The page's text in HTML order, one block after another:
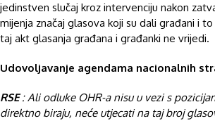
jedinstven slučaj kroz intervenciju nakon
mijenja značaj glasova koji su dali građani i
taj akt glasanja građana i građanki ne vrijedi.
Udovoljavanje agendama nacionalnih
RSE: Ali odluke OHR-a nisu u vezi s
direktno biraju, neće utjecati na taj broj